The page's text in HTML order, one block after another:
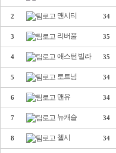
2 맨시티 34
3 리버풀 35
4 애스턴 빌라 35
5 토트넘 34
6 맨유 34
7 뉴캐슬 34
8 첼시 34